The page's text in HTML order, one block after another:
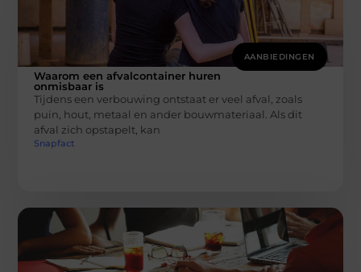
AANBIEDINGEN
Waarom een afvalcontainer huren
onmisbaar is
Tijdens een verbouwing ontstaat er veel afval, zoals
puin, hout, metaal en ander bouwmateriaal. Als dit
afval zich opstapelt, kan
Snapfact